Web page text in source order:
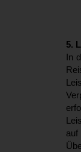
5.
In